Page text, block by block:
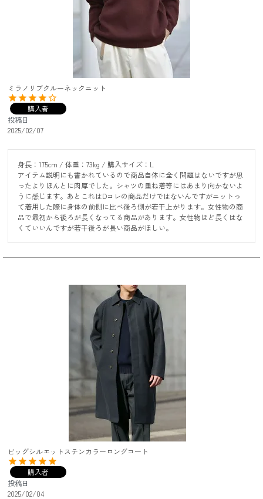
ミラノリブクルーネックニット
購入者
投稿日
2025/02/07
身長：175cm / 体重：73kg / 購入サイズ：L
アイテム説明にも書かれているので商品自体に全く問題はないですが思
ったよりほんとに肉厚でした。シャツの重ね着等にはあまり向かないよ
うに感じます。あとこれはDコレの商品だけではないんですがニットっ
て着用した際に身体の前側に比べ後ろ側が若干上がります。女性物の商
品で最初から後ろが長くなってる商品があります。女性物ほど長くはな
くていいんですが若干後ろが長い商品がほしい。
ビッグシルエットステンカラーロングコート
購入者
投稿日
2025/02/04